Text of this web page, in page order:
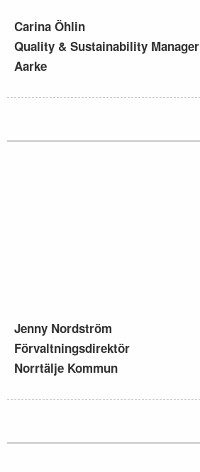
Carina Öhlin
Quality & Sustainability Manager
Aarke
Jenny Nordström
Förvaltningsdirektör
Norrtälje Kommun